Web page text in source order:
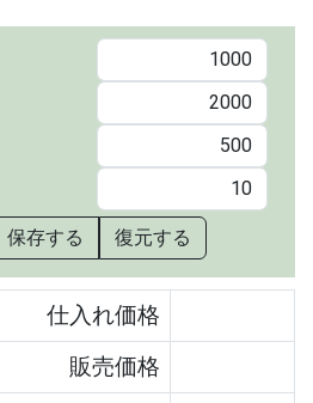
保存する 復元する
仕入れ価格
販売価格